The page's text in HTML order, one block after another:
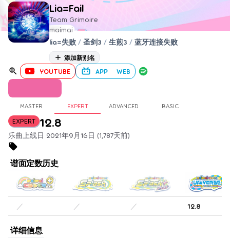
Lia=Fail
Team Grimoire
maimai
lia=失败 / 圣剑3 / 生煎3 / 蓝牙连接失败
添加新别名
YOUTUBE APP WEB
MASTER EXPERT ADVANCED BASIC
EXPERT 12.8
乐曲上线日 2021年9月16日 (1,787天前)
谱面定数历史
／ ／ ／ 12.8
详细信息